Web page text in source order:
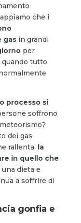
che i
gasin grandi
per
quando tutto
processo si
soffrono
dei gas
rallenta, la
in quello che
una dieta e
a soffrire di
gonfia e